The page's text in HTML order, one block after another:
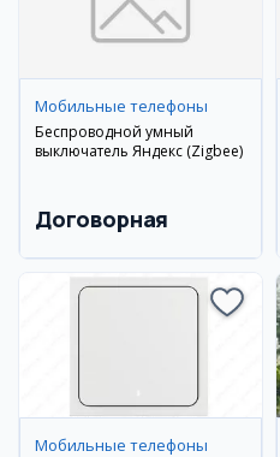
Мобильные телефоны
Беспроводной умный
выключатель Яндекс (Zigbee)
Договорная
Мобильные телефоны